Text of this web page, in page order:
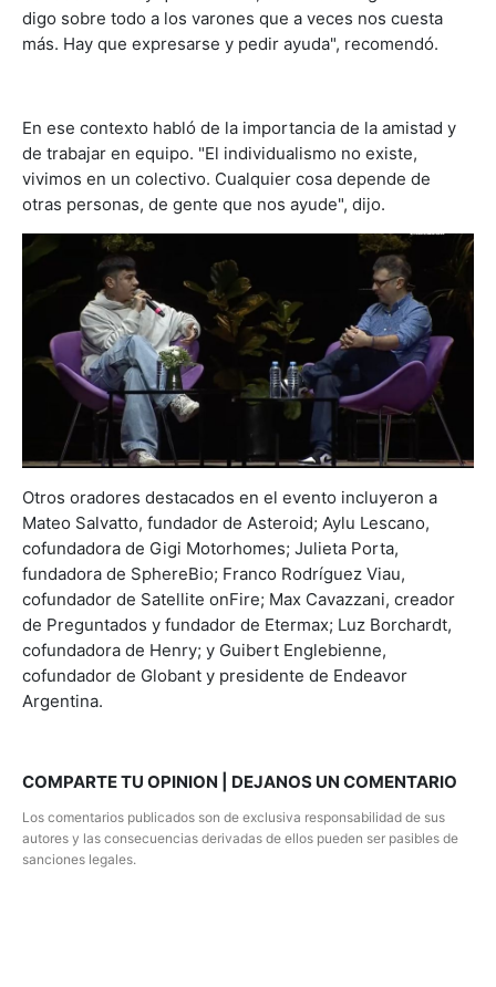
digo sobre todo a los varones que a veces nos cuesta
más. Hay que expresarse y pedir ayuda", recomendó.
En ese contexto habló de la importancia de la amistad y
de trabajar en equipo. "El individualismo no existe,
vivimos en un colectivo. Cualquier cosa depende de
otras personas, de gente que nos ayude", dijo.
Otros oradores destacados en el evento incluyeron a
Mateo Salvatto, fundador de Asteroid; Aylu Lescano,
cofundadora de Gigi Motorhomes; Julieta Porta,
fundadora de SphereBio; Franco Rodríguez Viau,
cofundador de Satellite onFire; Max Cavazzani, creador
de Preguntados y fundador de Etermax; Luz Borchardt,
cofundadora de Henry; y Guibert Englebienne,
cofundador de Globant y presidente de Endeavor
Argentina.
COMPARTE TU OPINION | DEJANOS UN COMENTARIO
Los comentarios publicados son de exclusiva responsabilidad de sus
autores y las consecuencias derivadas de ellos pueden ser pasibles de
sanciones legales.